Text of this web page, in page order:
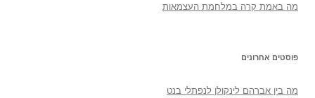
מה באמת קרה במלחמת העצמאות
פוסטים אחרונים
מה בין אברהם לינקולן לנפתלי בנט